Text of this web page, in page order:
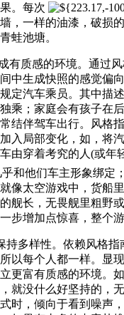
。每次
，一样的油漆，破损
蛙池塘。
有质感的环境。通过
中生成快照的感觉偏
定汽车乘员。其中描
乘；家庭会有孩子在
结伴驾车出行。风格
入局部变化，如，将
由穿着考究的人(或年
和他们车主形象绑定
像太空游戏中，货船
舰长，无畏舰里粗野
步增加点惊喜，整个
持多样性。依赖风格
以每个人都一样。显
更富有质感的环境。
就没什么好坚持的，
时，倾向于看到噪声